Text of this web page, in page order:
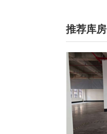
推荐库房